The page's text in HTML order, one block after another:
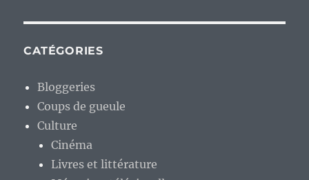
CATÉGORIES
Bloggeries
Coups de gueule
Culture
Cinéma
Livres et littérature